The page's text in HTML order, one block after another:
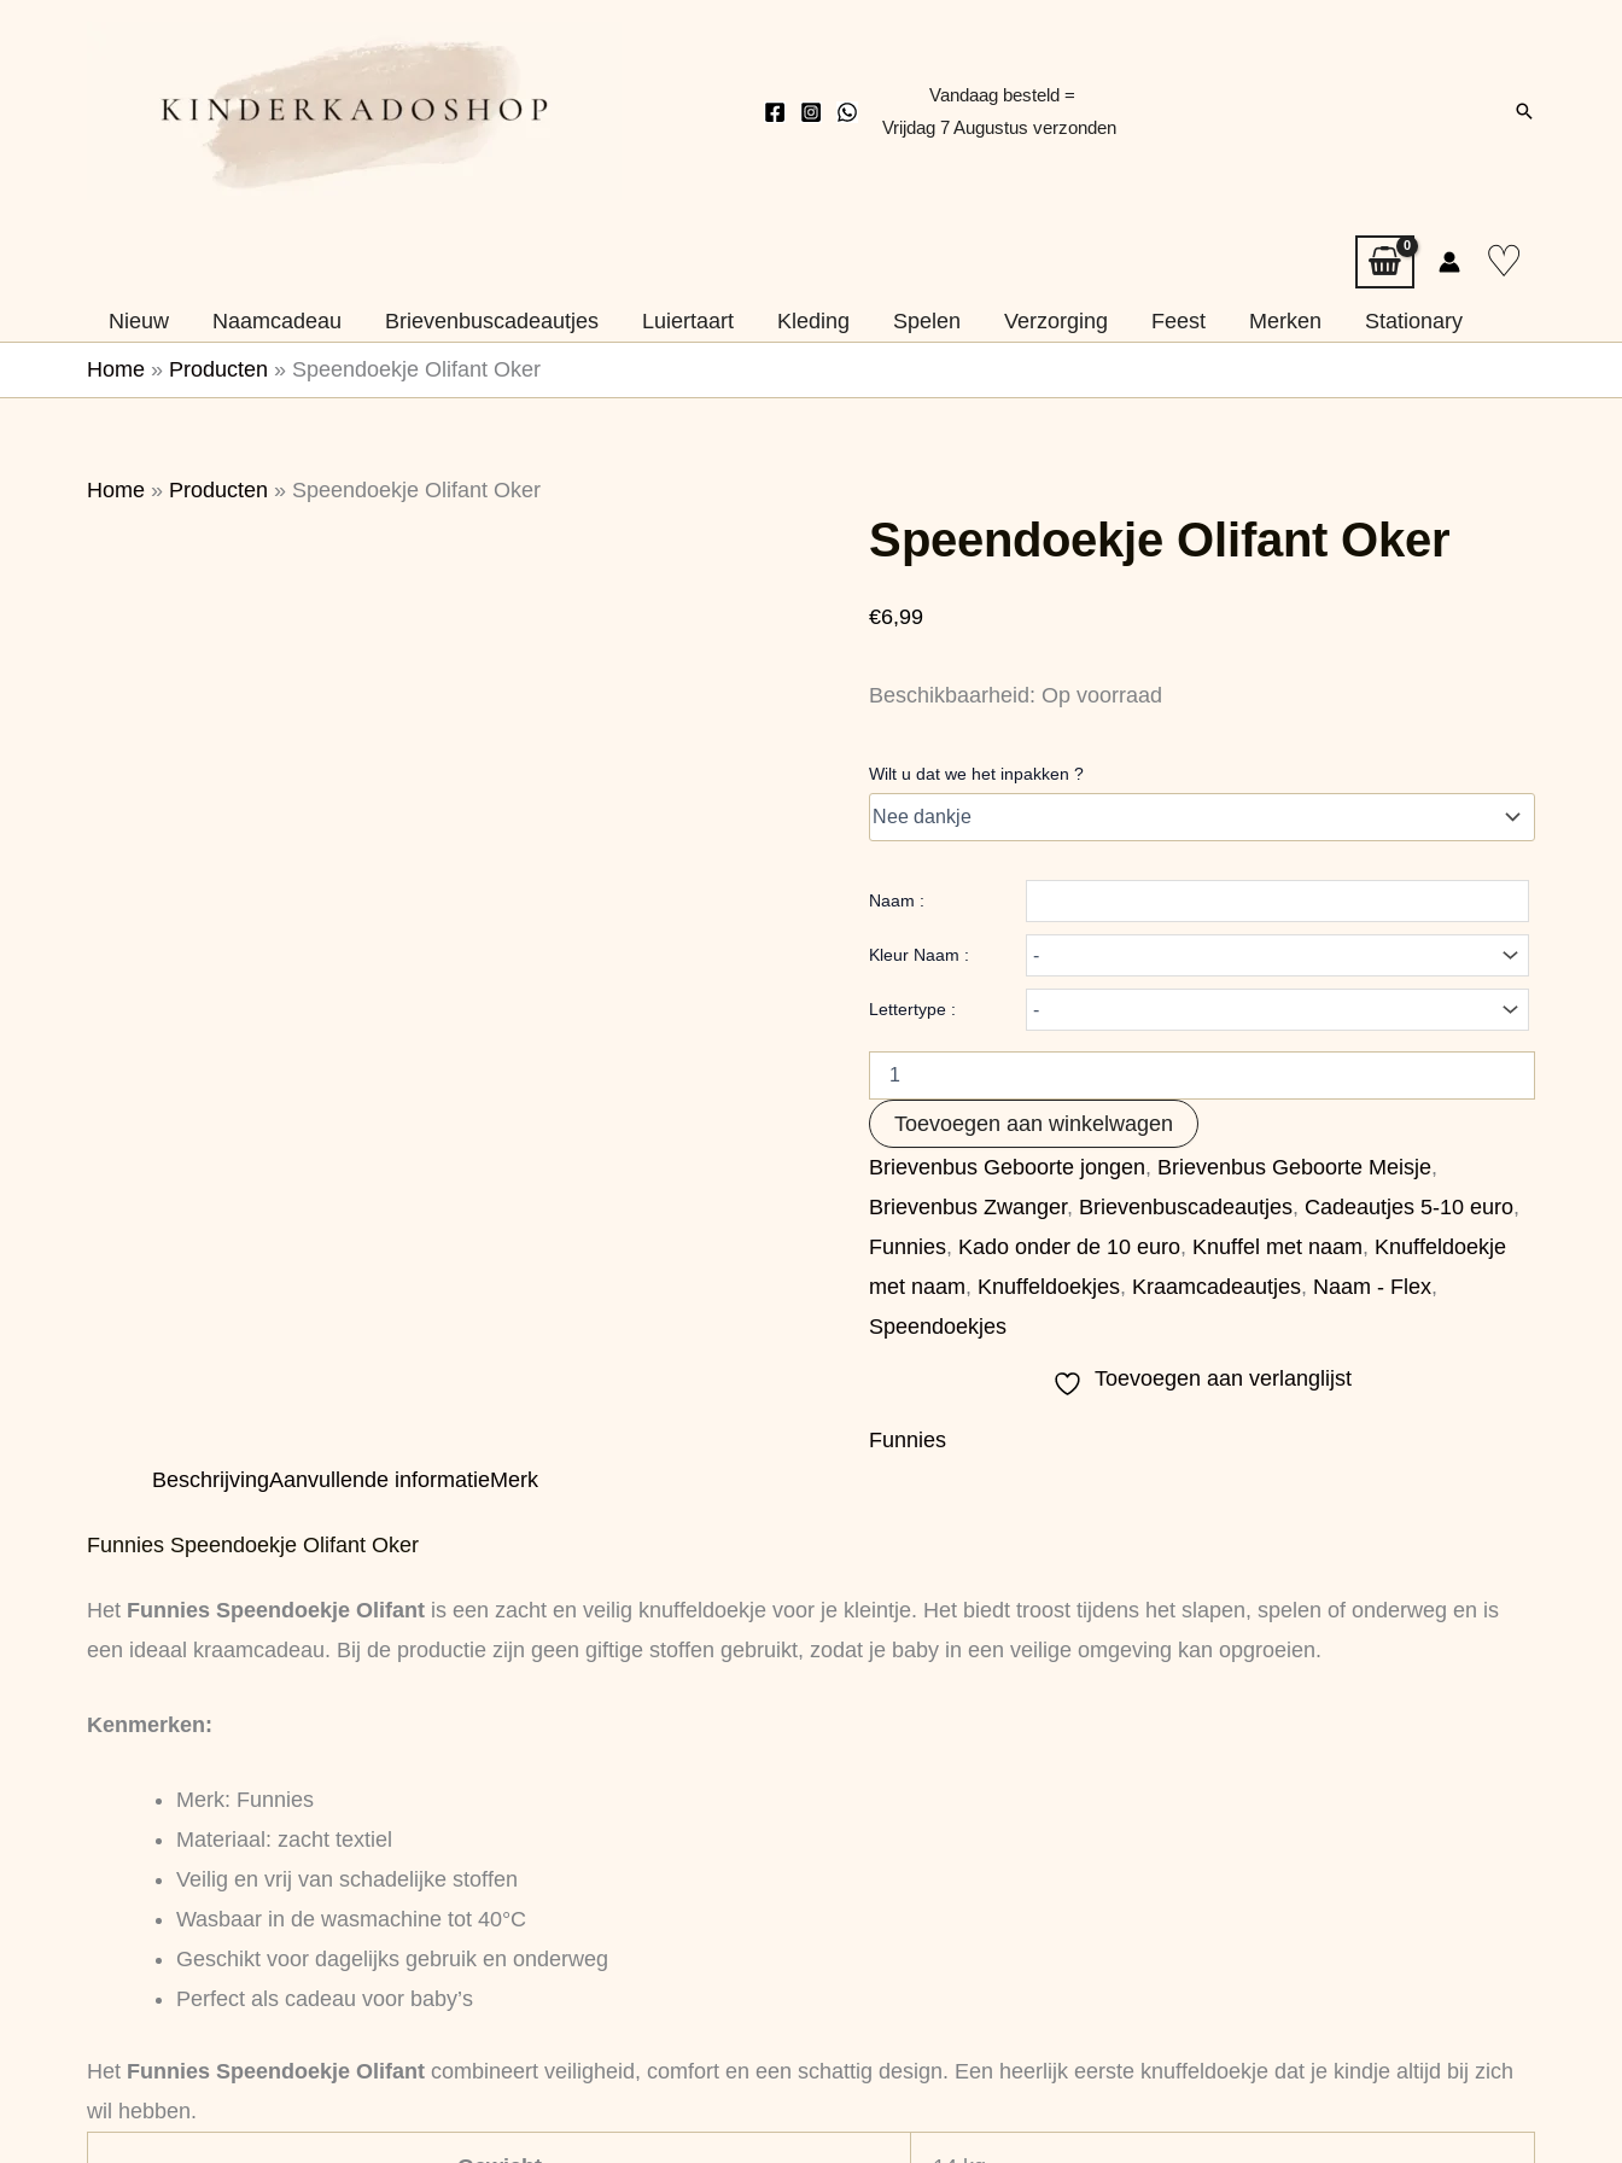
Vandaag besteld =
Vrijdag 7 Augustus verzonden
Zoeken
♡
Nieuw Naamcadeau Brievenbuscadeautjes Luiertaart Kleding Spelen Verzorging Feest Merken
Stationary
Home » Producten » Speendoekje Olifant Oker
Home » Producten » Speendoekje Olifant Oker
Speendoekje Olifant Oker
€6,99
Beschikbaarheid: Op voorraad
Wilt u dat we het inpakken ?
Naam :
Kleur Naam :
Lettertype :
Oker
aantal
Toevoegen aan winkelwagen
Brievenbus Geboorte jongen, Brievenbus Geboorte Meisje,
Brievenbus Zwanger, Brievenbuscadeautjes, Cadeautjes 5-10 euro,
Funnies, Kado onder de 10 euro, Knuffel met naam, Knuffeldoekje
met naam, Knuffeldoekjes, Kraamcadeautjes, Naam - Flex,
Speendoekjes
Toevoegen aan verlanglijst
Funnies
BeschrijvingAanvullende informatieMerk
Funnies Speendoekje Olifant Oker
Het Funnies Speendoekje Olifant is een zacht en veilig knuffeldoekje voor je kleintje. Het biedt troost tijdens het slapen, spelen of onderweg en is
een ideaal kraamcadeau. Bij de productie zijn geen giftige stoffen gebruikt, zodat je baby in een veilige omgeving kan opgroeien.
Kenmerken:
Merk: Funnies
Materiaal: zacht textiel
Veilig en vrij van schadelijke stoffen
Wasbaar in de wasmachine tot 40°C
Geschikt voor dagelijks gebruik en onderweg
Perfect als cadeau voor baby’s
Het Funnies Speendoekje Olifant combineert veiligheid, comfort en een schattig design. Een heerlijk eerste knuffeldoekje dat je kindje altijd bij zich
wil hebben.